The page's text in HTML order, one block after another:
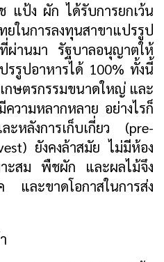
ป้ง ผัก ได้รับการยกเว้น
นการลงทุนสาขาแปรรูป
ผ่านมา รัฐบาลอนุญาตให้
รูปอาหารได้ 100% ทั้งนี้
กษตรกรรมขนาดใหญ่ และ
วามหลากหลาย อย่างไรก็
หลังการเก็บเกี่ยว (pre-
ยังคงล้าสมัย ไม่มีห้อง
ะสม พืชผัก และผลไม้จึง
และขาดโอกาสในการส่ง